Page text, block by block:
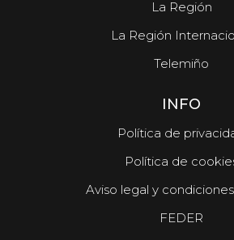
La Región
La Región
Telemiño
INFO
Política de
Política de
Aviso legal y
FEDER